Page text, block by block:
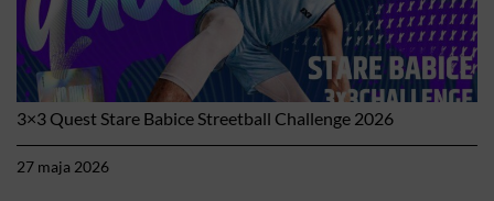
3×3 Quest Stare Babice Streetball Challenge 2026
27 maja 2026